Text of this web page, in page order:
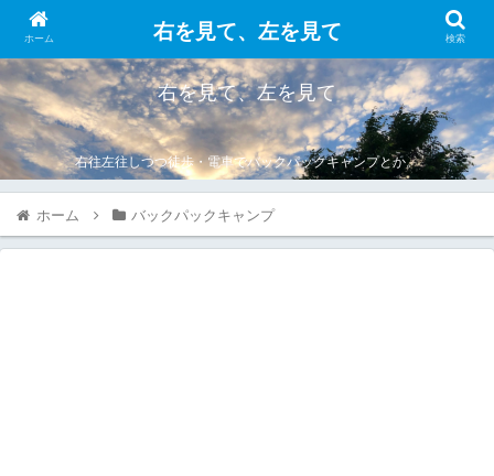
右を見て、左を見て
右往左往しつつ徒歩・電車でバックパックキャンプとか。
ホーム バックパックキャンプ
ホーム 右を見て、左を見て 検索